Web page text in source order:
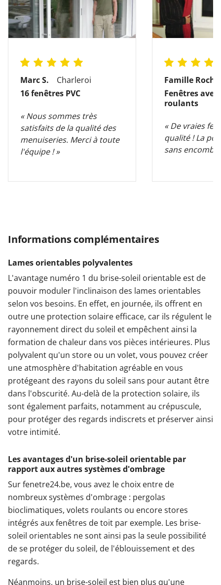
Marc S.
Charleroi
16 fenêtres PVC
« Nous sommes très
satisfaits de la qualité des
menuiseries. Merci à toute
l'équipe ! »
Famille Roch
Fenêtres
roulants
« De vraies
qualité ! La
sans
Informations complémentaires
Lames orientables polyvalentes
L'avantage numéro 1 du brise-soleil orientable est de
pouvoir moduler l'inclinaison des lames orientables
selon vos besoins. En effet, en journée, ils offrent en
outre une protection solaire efficace, car ils régulent le
rayonnement direct du soleil et empêchent ainsi la
formation de chaleur dans vos pièces intérieures. Plus
polyvalent qu'un store ou un volet, vous pouvez créer
une atmosphère d'habitation agréable en vous
protégeant des rayons du soleil sans pour autant être
dans l'obscurité. Au-delà de la protection solaire, ils
sont également parfaits, notamment au crépuscule,
pour protéger des regards indiscrets et préserver ainsi
votre intimité.
Les avantages d'un brise-soleil orientable par
rapport aux autres systèmes d'ombrage
Sur fenetre24.be, vous avez le choix entre de
nombreux systèmes d'ombrage : pergolas
bioclimatiques, volets roulants ou encore stores
intégrés aux fenêtres de toit par exemple. Les brise-
soleil orientables ne sont ainsi pas la seule possibilité
de se protéger du soleil, de l'éblouissement et des
regards.
Néanmoins, un brise-soleil est bien plus qu'une